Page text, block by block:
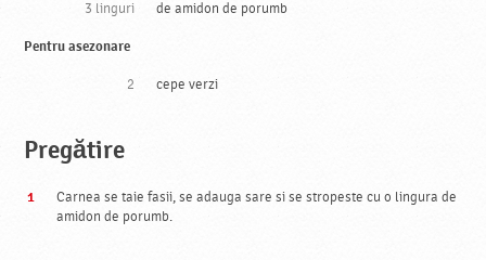
3 linguri de amidon de porumb
Pentru asezonare
2 cepe verzi
Pregătire
Carnea se taie fasii, se adauga sare si se stropeste cu o lingura de
amidon de porumb.